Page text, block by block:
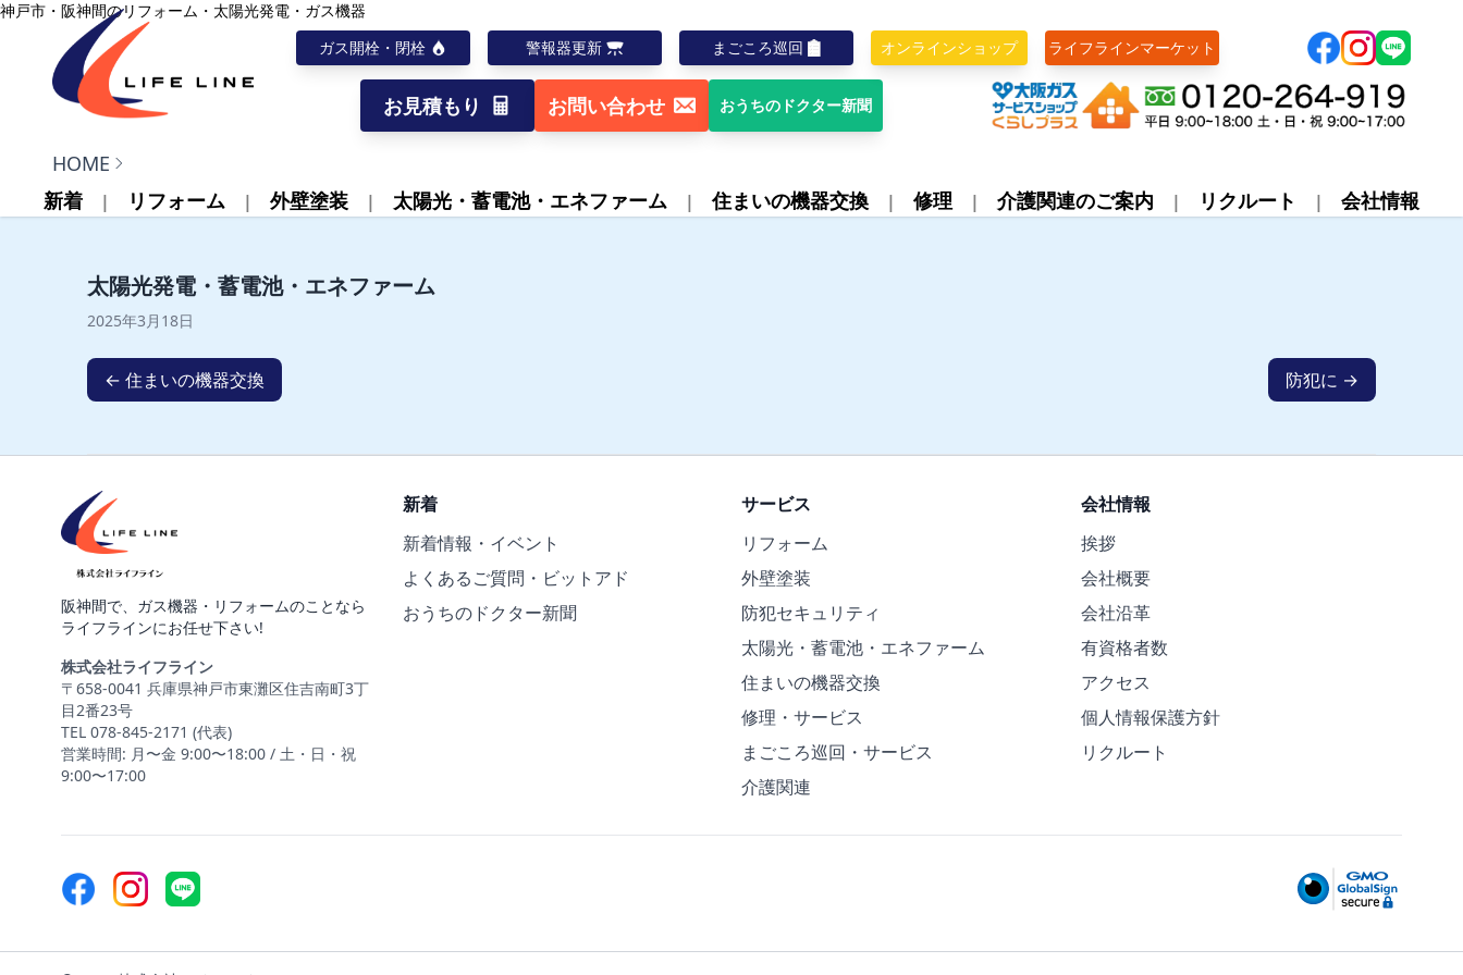
内容をスキップ
神戸市・阪神間のリフォーム・太陽光発電・ガス機器
ガス開栓・閉栓
警報器更新 まごころ巡回 オンラインショップ ライフラインマーケット
株式会社ライフライン お見積もり お問い合わせ おうちのドクター新聞
株式会社ライフライン
HOME
新着
リフォーム 外壁塗装 太陽光・蓄電池・エネファーム 住まいの機器交換 修理 介護関連のご案内 リクルート 会社情報
太陽光発電・蓄電池・エネファーム
2025年3月18日
← 住まいの機器交換 防犯に →
阪神間で、ガス機器・リフォームのことなら
ライフラインにお任せ下さい!
株式会社ライフライン
〒658-0041 兵庫県神戸市東灘区住吉南町3丁
目2番23号
TEL 078-845-2171 (代表)
営業時間: 月〜金 9:00〜18:00 / 土・日・祝
9:00〜17:00
新着
新着情報・イベント
よくあるご質問・ビットアド
おうちのドクター新聞
サービス
リフォーム
外壁塗装
防犯セキュリティ
太陽光・蓄電池・エネファーム
住まいの機器交換
修理・サービス
まごころ巡回・サービス
介護関連
会社情報
挨拶
会社概要
会社沿革
有資格者数
アクセス
個人情報保護方針
リクルート